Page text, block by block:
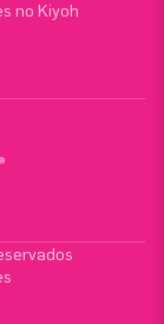
no Kiyoh